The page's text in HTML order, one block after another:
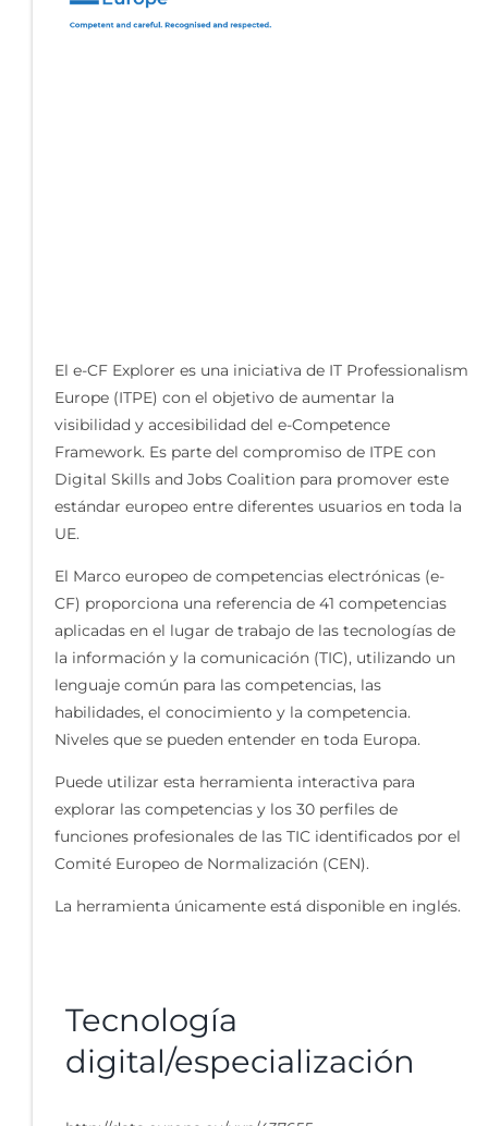
El e-CF Explorer es una iniciativa de IT Professionalism
Europe (ITPE) con el objetivo de aumentar la
visibilidad y accesibilidad del e-Competence
Framework. Es parte del compromiso de ITPE con
Digital Skills and Jobs Coalition para promover este
estándar europeo entre diferentes usuarios en toda la
UE.
El Marco europeo de competencias electrónicas (e-
CF) proporciona una referencia de 41 competencias
aplicadas en el lugar de trabajo de las tecnologías de
la información y la comunicación (TIC), utilizando un
lenguaje común para las competencias, las
habilidades, el conocimiento y la competencia.
Niveles que se pueden entender en toda Europa.
Puede utilizar esta herramienta interactiva para
explorar las competencias y los 30 perfiles de
funciones profesionales de las TIC identificados por el
Comité Europeo de Normalización (CEN).
La herramienta únicamente está disponible en inglés.
Tecnología
digital/especialización